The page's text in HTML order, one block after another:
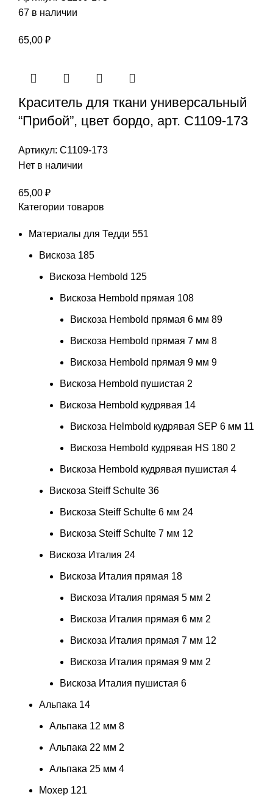
67 в наличии
65,00 ₽
Краситель для ткани универсальный
“Прибой”, цвет бордо, арт. С1109-173
Артикул: С1109-173
Нет в наличии
65,00 ₽
Категории товаров
Материалы для Тедди 551
Вискоза 185
Вискоза Hembold 125
Вискоза Hembold прямая 108
Вискоза Hembold прямая 6 мм 89
Вискоза Hembold прямая 7 мм 8
Вискоза Hembold прямая 9 мм 9
Вискоза Hembold пушистая 2
Вискоза Hembold кудрявая 14
Вискоза Helmbold кудрявая SEP 6 мм 11
Вискоза Hembold кудрявая HS 180 2
Вискоза Hembold кудрявая пушистая 4
Вискоза Steiff Schulte 36
Вискоза Steiff Schulte 6 мм 24
Вискоза Steiff Schulte 7 мм 12
Вискоза Италия 24
Вискоза Италия прямая 18
Вискоза Италия прямая 5 мм 2
Вискоза Италия прямая 6 мм 2
Вискоза Италия прямая 7 мм 12
Вискоза Италия прямая 9 мм 2
Вискоза Италия пушистая 6
Альпака 14
Альпака 12 мм 8
Альпака 22 мм 2
Альпака 25 мм 4
Мохер 121